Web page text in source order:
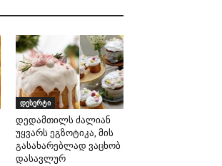
დესერტი
დედამთილს ძალიან
უყვარს ეგზოტიკა, მის
გასახარებლად ვაცხობ
დასავლურ